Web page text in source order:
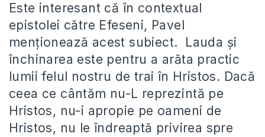
Este interesant că în contextual
epistolei către Efeseni, Pavel
menționează acest subiect. Lauda și
închinarea este pentru a arăta practic
lumii felul nostru de trai în Hristos. Dacă
ceea ce cântăm nu-L reprezintă pe
Hristos, nu-i apropie pe oameni de
Hristos, nu le îndreaptă privirea spre